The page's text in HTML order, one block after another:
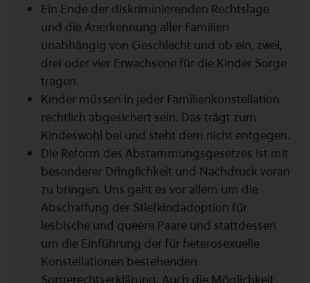
Ein Ende der diskriminierenden Rechtslage
und die Anerkennung aller Familien
unabhängig von Geschlecht und ob ein, zwei,
drei oder vier Erwachsene für die Kinder Sorge
tragen.
Kinder müssen in jeder Familienkonstellation
rechtlich abgesichert sein. Das trägt zum
Kindeswohl bei und steht dem nicht entgegen.
Die Reform des Abstammungsgesetzes ist mit
besonderer Dringlichkeit und Nachdruck voran
zu bringen. Uns geht es vor allem um die
Abschaffung der Stiefkindadoption für
lesbische und queere Paare und stattdessen
um die Einführung der für heterosexuelle
Konstellationen bestehenden